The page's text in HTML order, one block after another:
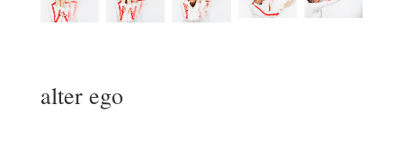
alter ego